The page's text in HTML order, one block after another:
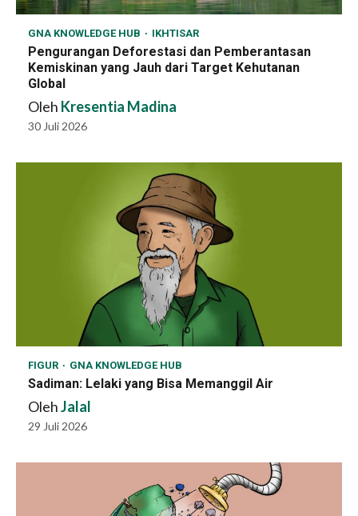
GNA KNOWLEDGE HUB IKHTISAR
Pengurangan Deforestasi dan Pemberantasan
Kemiskinan yang Jauh dari Target Kehutanan
Global
Oleh Kresentia Madina
30 Juli 2026
FIGUR GNA KNOWLEDGE HUB
Sadiman: Lelaki yang Bisa Memanggil Air
OlehJalal
29 Juli 2026